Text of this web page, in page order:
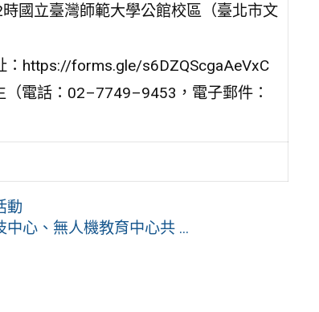
國立臺灣師範大學公館校區（臺北市文
：https://forms.gle/s6DZQScgaAeVxC
電話：02–7749–9453，電子郵件：
動
心、無人機教育中心共 ...